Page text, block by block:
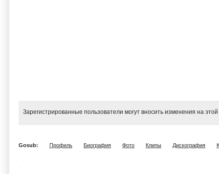
Зарегистрированные пользователи могут вносить изменения на
Gosub: Профиль Биография Фото Клипы Дискография